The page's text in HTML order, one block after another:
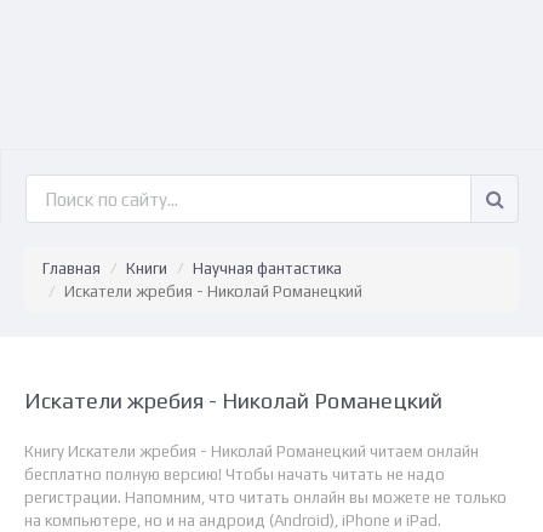
Главная Книги
Научная фантастика
Искатели жребия - Николай Романецкий
Искатели жребия - Николай Романецкий
Книгу Искатели жребия - Николай Романецкий читаем онлайн
бесплатно полную версию! Чтобы начать читать не надо
регистрации. Напомним, что читать онлайн вы можете не только
на компьютере, но и на андроид (Android), iPhone и iPad.